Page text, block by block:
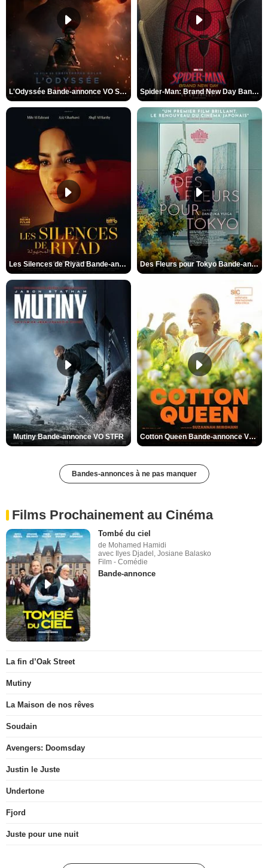
L'Odyssée Bande-annonce VO STFR Spider-Man: Brand New Day Bande-annonce VO STFR
Les Silences de Riyad Bande-annonce VO STFR Des Fleurs pour Tokyo Bande-annonce VO STFR
Mutiny Bande-annonce VO STFR Cotton Queen Bande-annonce VO STFR
Bandes-annonces à ne pas manquer
Films Prochainement au Cinéma
Tombé du ciel
de Mohamed Hamidi
avec Ilyes Djadel, Josiane Balasko
Film - Comédie
Bande-annonce
La fin d’Oak Street
Mutiny
La Maison de nos rêves
Soudain
Avengers: Doomsday
Justin le Juste
Undertone
Fjord
Juste pour une nuit